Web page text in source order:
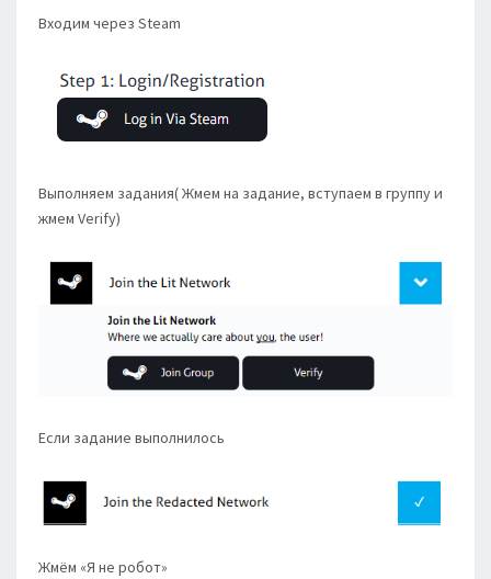
Входим через Steam
Выполняем задания( Жмем на задание, вступаем в группу и
жмем Verify)
Если задание выполнилось
Жмём «Я не робот»